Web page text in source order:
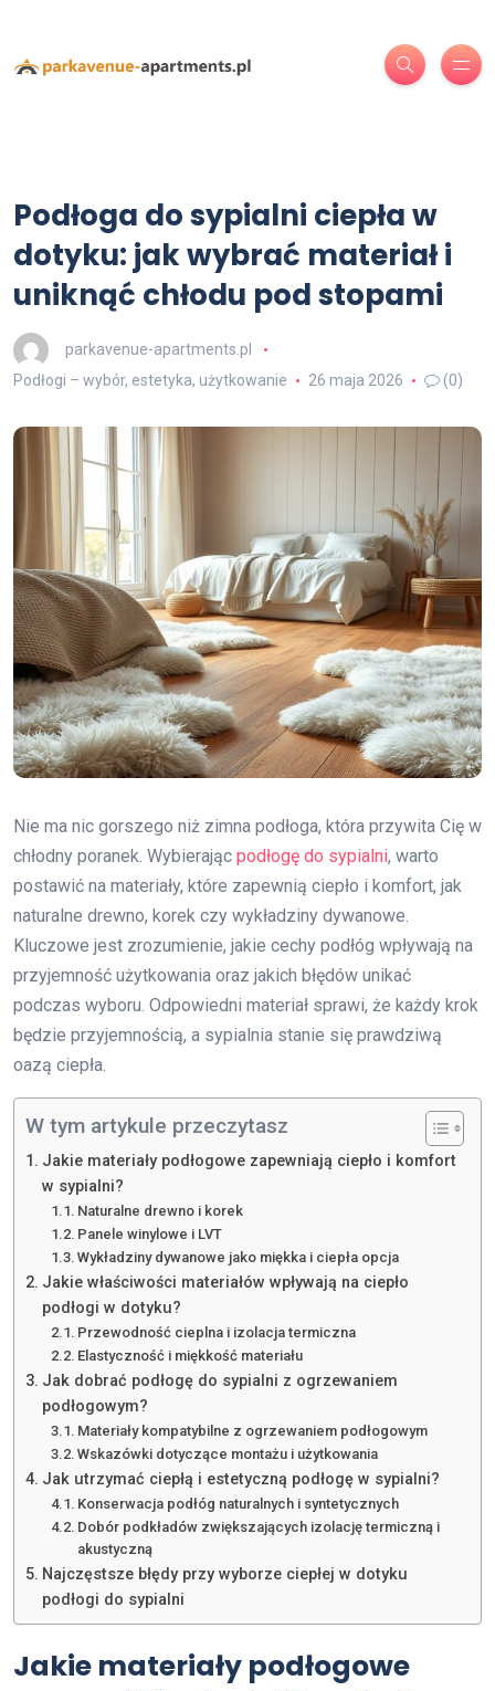
Podłoga do sypialni ciepła w
dotyku: jak wybrać materiał i
uniknąć chłodu pod stopami
parkavenue-apartments.pl
Podłogi – wybór, estetyka, użytkowanie
26 maja 2026 (0)
Nie ma nic gorszego niż zimna podłoga, która przywita Cię w
chłodny poranek. Wybierając podłogę do sypialni, warto
postawić na materiały, które zapewnią ciepło i komfort, jak
naturalne drewno, korek czy wykładziny dywanowe.
Kluczowe jest zrozumienie, jakie cechy podłóg wpływają na
przyjemność użytkowania oraz jakich błędów unikać
podczas wyboru. Odpowiedni materiał sprawi, że każdy krok
będzie przyjemnością, a sypialnia stanie się prawdziwą
oazą ciepła.
W tym artykule przeczytasz
Jakie materiały podłogowe zapewniają ciepło i komfort
w sypialni?
Naturalne drewno i korek
Panele winylowe i LVT
Wykładziny dywanowe jako miękka i ciepła opcja
Jakie właściwości materiałów wpływają na ciepło
podłogi w dotyku?
Przewodność cieplna i izolacja termiczna
Elastyczność i miękkość materiału
Jak dobrać podłogę do sypialni z ogrzewaniem
podłogowym?
Materiały kompatybilne z ogrzewaniem podłogowym
Wskazówki dotyczące montażu i użytkowania
Jak utrzymać ciepłą i estetyczną podłogę w sypialni?
Konserwacja podłóg naturalnych i syntetycznych
Dobór podkładów zwiększających izolację termiczną i
akustyczną
Najczęstsze błędy przy wyborze ciepłej w dotyku
podłogi do sypialni
Jakie materiały podłogowe